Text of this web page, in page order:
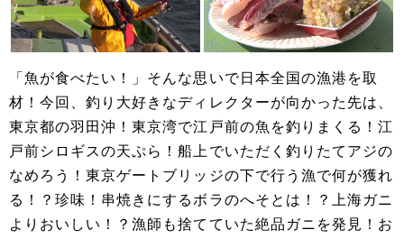
「魚が食べたい！」そんな思いで日本全国の漁港を取
材！今回、釣り大好きなディレクターが向かった先は、
東京都の羽田沖！東京湾で江戸前の魚を釣りまくる！江
戸前シロギスの天ぷら！船上でいただく釣りたてアジの
なめろう！東京ゲートブリッジの下で行う漁で何が獲れ
る！？珍味！串焼きにするボラのへそとは！？上海ガニ
よりおいしい！？漁師も捨てていた絶品ガニを発見！お